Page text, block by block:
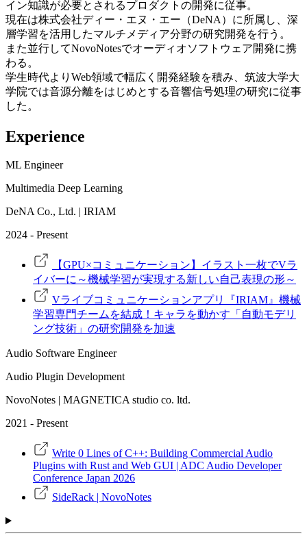
イン知識が必要とされるプロダクトの開発に従事。
現在は株式会社ディー・エヌ・エー（DeNA）に所属し、深
層学習を活用したマルチメディア分野の研究開発を行う。
また並行してNovoNotesでオーディオソフトウェア開発に携
わる。
学生時代よりWeb領域で幅広く開発経験を積み、筑波大学大
学院では音源分離をはじめとする音響信号処理の研究に従事
した。
Experience
ML Engineer
Multimedia Deep Learning
DeNA Co., Ltd. | IRIAM
2024 - Present
【GPU×コミュニケーション】イラスト一枚でVラ
イバーに～機械学習が実現する新しい自己表現の形～
Vライブコミュニケーションアプリ『IRIAM』機械
学習専門チームを結成！キャラを動かす「自動モデリ
ング技術」の研究開発を加速
Audio Software Engineer
Audio Plugin Development
NovoNotes | MAGNETICA studio co. ltd.
2021 - Present
Write 0 Lines of C++: Building Commercial Audio
Plugins with Rust and Web GUI | ADC Audio Developer
Conference Japan 2026
SideRack | NovoNotes